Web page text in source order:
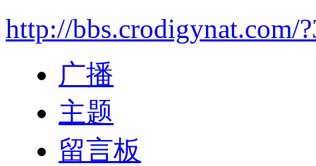
http://bbs.crodigynat.com/
广播
主题
留言板